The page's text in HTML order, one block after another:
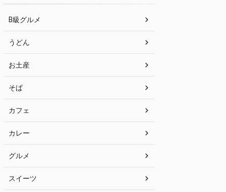
B級グルメ
うどん
お土産
そば
カフェ
カレー
グルメ
スイーツ